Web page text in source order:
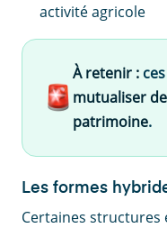
activité agricole
À retenir :
mutualiser
patrimoine.
Les formes
Certaines